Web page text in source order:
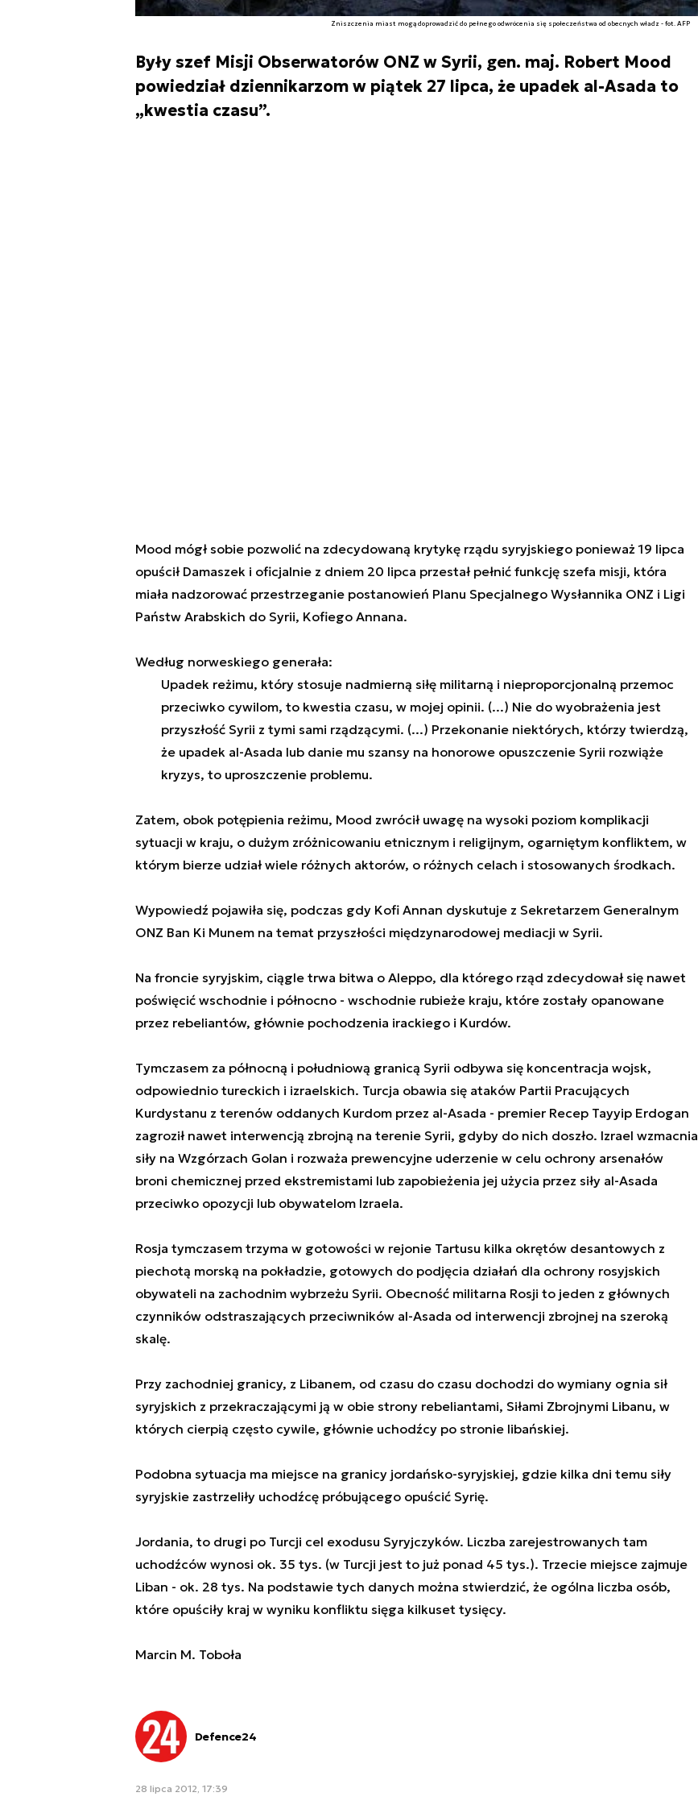
Zniszczenia miast mogą doprowadzić do pełnego odwrócenia się społeczeństwa od obecnych władz - fot. AFP
Były szef Misji Obserwatorów ONZ w Syrii, gen. maj. Robert Mood
powiedział dziennikarzom w piątek 27 lipca, że upadek al-Asada to
„kwestia czasu”.
Mood mógł sobie pozwolić na zdecydowaną krytykę rządu syryjskiego ponieważ 19 lipca
opuścił Damaszek i oficjalnie z dniem 20 lipca przestał pełnić funkcję szefa misji, która
miała nadzorować przestrzeganie postanowień Planu Specjalnego Wysłannika ONZ i Ligi
Państw Arabskich do Syrii, Kofiego Annana.
Według norweskiego generała:
Upadek reżimu, który stosuje nadmierną siłę militarną i nieproporcjonalną przemoc
przeciwko cywilom, to kwestia czasu, w mojej opinii. (...) Nie do wyobrażenia jest
przyszłość Syrii z tymi sami rządzącymi. (...) Przekonanie niektórych, którzy twierdzą,
że upadek al-Asada lub danie mu szansy na honorowe opuszczenie Syrii rozwiąże
kryzys, to uproszczenie problemu.
Zatem, obok potępienia reżimu, Mood zwrócił uwagę na wysoki poziom komplikacji
sytuacji w kraju, o dużym zróżnicowaniu etnicznym i religijnym, ogarniętym konfliktem, w
którym bierze udział wiele różnych aktorów, o różnych celach i stosowanych środkach.
Wypowiedź pojawiła się, podczas gdy Kofi Annan dyskutuje z Sekretarzem Generalnym
ONZ Ban Ki Munem na temat przyszłości międzynarodowej mediacji w Syrii.
Na froncie syryjskim, ciągle trwa bitwa o Aleppo, dla którego rząd zdecydował się nawet
poświęcić wschodnie i północno - wschodnie rubieże kraju, które zostały opanowane
przez rebeliantów, głównie pochodzenia irackiego i Kurdów.
Tymczasem za północną i południową granicą Syrii odbywa się koncentracja wojsk,
odpowiednio tureckich i izraelskich. Turcja obawia się ataków Partii Pracujących
Kurdystanu z terenów oddanych Kurdom przez al-Asada - premier Recep Tayyip Erdogan
zagroził nawet interwencją zbrojną na terenie Syrii, gdyby do nich doszło. Izrael wzmacnia
siły na Wzgórzach Golan i rozważa prewencyjne uderzenie w celu ochrony arsenałów
broni chemicznej przed ekstremistami lub zapobieżenia jej użycia przez siły al-Asada
przeciwko opozycji lub obywatelom Izraela.
Rosja tymczasem trzyma w gotowości w rejonie Tartusu kilka okrętów desantowych z
piechotą morską na pokładzie, gotowych do podjęcia działań dla ochrony rosyjskich
obywateli na zachodnim wybrzeżu Syrii. Obecność militarna Rosji to jeden z głównych
czynników odstraszających przeciwników al-Asada od interwencji zbrojnej na szeroką
skalę.
Przy zachodniej granicy, z Libanem, od czasu do czasu dochodzi do wymiany ognia sił
syryjskich z przekraczającymi ją w obie strony rebeliantami, Siłami Zbrojnymi Libanu, w
których cierpią często cywile, głównie uchodźcy po stronie libańskiej.
Podobna sytuacja ma miejsce na granicy jordańsko-syryjskiej, gdzie kilka dni temu siły
syryjskie zastrzeliły uchodźcę próbującego opuścić Syrię.
Jordania, to drugi po Turcji cel exodusu Syryjczyków. Liczba zarejestrowanych tam
uchodźców wynosi ok. 35 tys. (w Turcji jest to już ponad 45 tys.). Trzecie miejsce zajmuje
Liban - ok. 28 tys. Na podstawie tych danych można stwierdzić, że ogólna liczba osób,
które opuściły kraj w wyniku konfliktu sięga kilkuset tysięcy.
Marcin M. Toboła
Defence24
28 lipca 2012, 17:39